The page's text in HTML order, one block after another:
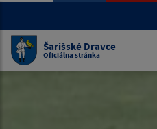
Šarišské Dravce
Oficiálna stránka